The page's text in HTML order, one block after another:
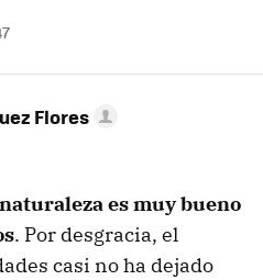
Flores
es muy bueno
. Por desgracia, el
casi no ha dejado